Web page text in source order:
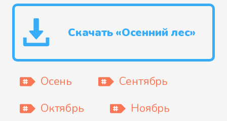
Скачать «Осенний лес»
Осень
Сентябрь
Октябрь
Ноябрь